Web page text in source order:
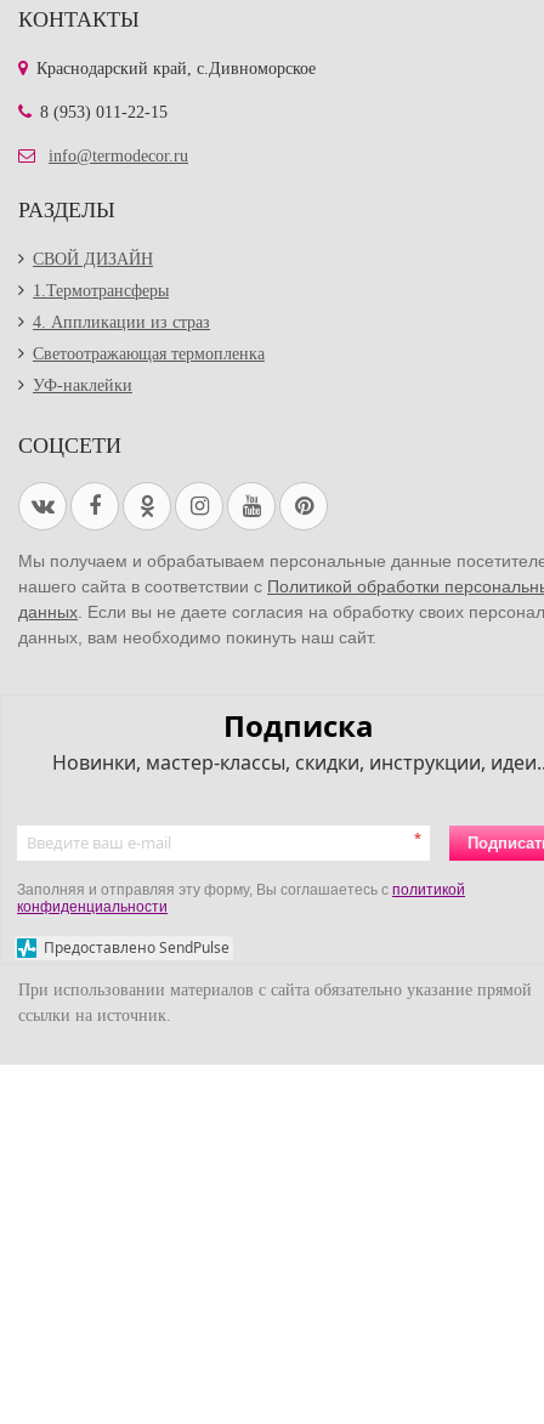
КОНТАКТЫ
Краснодарский край, с.Дивноморское
8 (953) 011-22-15
info@termodecor.ru
РАЗДЕЛЫ
СВОЙ ДИЗАЙН
1.Термотрансферы
4. Аппликации из страз
Светоотражающая термопленка
УФ-наклейки
СОЦСЕТИ
Мы получаем и обрабатываем персональные данные
нашего сайта в соответствии с Политикой обработки
данных . Если вы не даете согласия на обработку своих
данных, вам необходимо покинуть наш сайт.
Подписка
Новинки, мастер-классы, скидки, инструкции,
*
Заполняя и отправляя эту форму, Вы соглашаетесь с политикой
конфиденциальности
Предоставлено SendPulse
При использовании материалов с сайта обязательно указание прямой
ссылки на источник.